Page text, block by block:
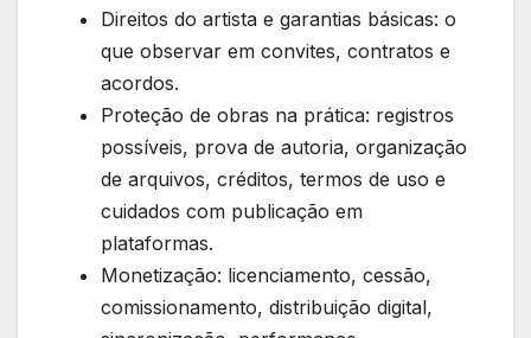
Direitos do artista e garantias básicas: o
que observar em convites, contratos e
acordos.
Proteção de obras na prática: registros
possíveis, prova de autoria, organização
de arquivos, créditos, termos de uso e
cuidados com publicação em
plataformas.
Monetização: licenciamento, cessão,
comissionamento, distribuição digital,